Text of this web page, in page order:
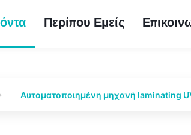
Περίπου Εμείς
Αυτοματοποιημένη μηχανή laminating